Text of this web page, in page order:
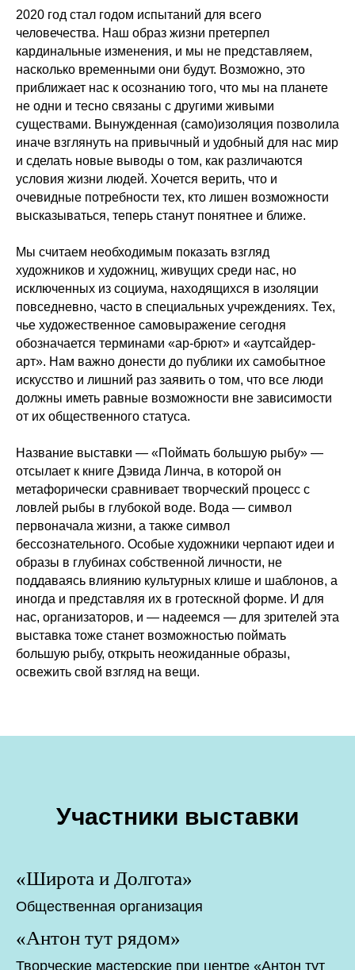
2020 год стал годом испытаний для всего
человечества. Наш образ жизни претерпел
кардинальные изменения, и мы не представляем,
насколько временными они будут. Возможно, это
приближает нас к осознанию того, что мы на планете
не одни и тесно связаны с другими живыми
существами. Вынужденная (само)изоляция позволила
иначе взглянуть на привычный и удобный для нас мир
и сделать новые выводы о том, как различаются
условия жизни людей. Хочется верить, что и
очевидные потребности тех, кто лишен возможности
высказываться, теперь станут понятнее и ближе.
Мы считаем необходимым показать взгляд
художников и художниц, живущих среди нас, но
исключенных из социума, находящихся в изоляции
повседневно, часто в специальных учреждениях. Тех,
чье художественное самовыражение сегодня
обозначается терминами «ар-брют» и «аутсайдер-
арт». Нам важно донести до публики их самобытное
искусство и лишний раз заявить о том, что все люди
должны иметь равные возможности вне зависимости
от их общественного статуса.
Название выставки — «Поймать большую рыбу» —
отсылает к книге Дэвида Линча, в которой он
метафорически сравнивает творческий процесс с
ловлей рыбы в глубокой воде. Вода — символ
первоначала жизни, а также символ
бессознательного. Особые художники черпают идеи и
образы в глубинах собственной личности, не
поддаваясь влиянию культурных клише и шаблонов, а
иногда и представляя их в гротескной форме. И для
нас, организаторов, и — надеемся — для зрителей эта
выставка тоже станет возможностью поймать
большую рыбу, открыть неожиданные образы,
освежить свой взгляд на вещи.
Участники выставки
«Широта и Долгота»
Общественная организация
«Антон тут рядом»
Творческие мастерские при центре «Антон тут